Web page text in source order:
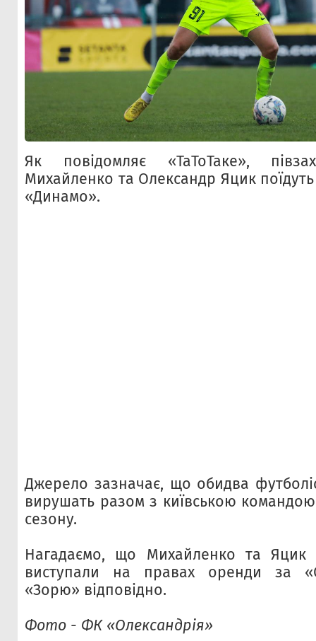
Як повідомляє «ТаТоТаке»,
Михайленко та Олександр Яцик
«Динамо».
Джерело зазначає, що обидва
вирушать разом з київською
сезону.
Нагадаємо, що Михайленко та Яцик
виступали на правах оренди за
«Зорю» відповідно.
Фото - ФК «Олександрія»